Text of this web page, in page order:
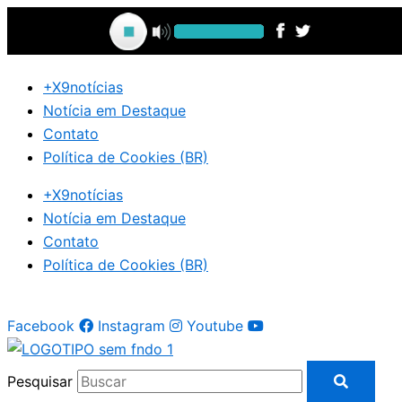
Ir
o
conteúdo+X9notícias
Notícia em Destaque
Contato
Política de Cookies (BR)
+X9notícias
Notícia em Destaque
Contato
Política de Cookies (BR)
Facebook Instagram Youtube
Pesquisar